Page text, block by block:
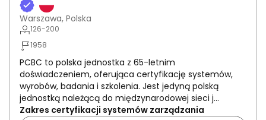
Warszawa, Polska
126-200
1958
PCBC to polska jednostka z 65-letnim
doświadczeniem, oferująca certyfikację systemów,
wyrobów, badania i szkolenia. Jest jedyną polską
jednostką należącą do międzynarodowej sieci j...
Zakres certyfikacji systemów zarządzania